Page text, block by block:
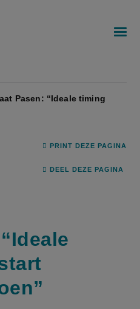
Pasen: “Ideale timing
PRINT DEZE PAGINA
DEEL DEZE PAGINA